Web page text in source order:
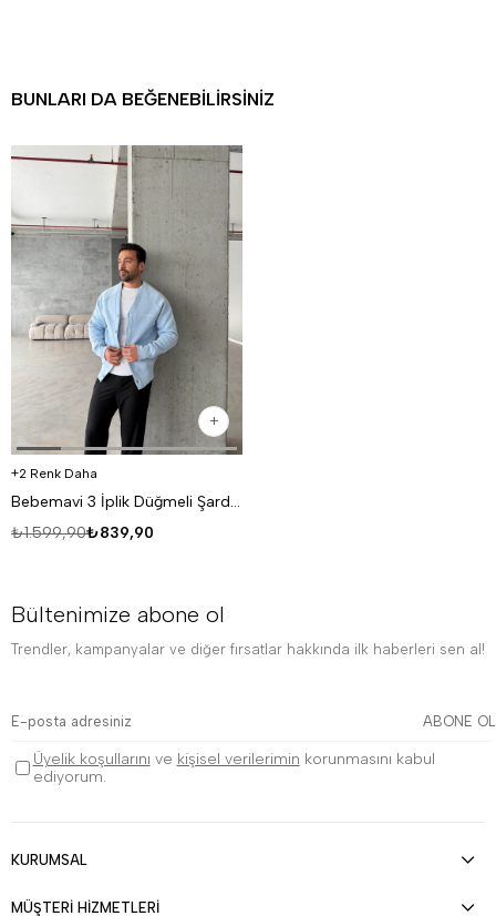
BUNLARI DA BEĞENEBILIRSINIZ
2 Renk Daha
Bebemavi 3 İplik Düğmeli Şardonlu DISORDER Baskılı Hırka VS
₺839,90
₺1.599,90
Bültenimize abone ol
Trendler, kampanyalar ve diğer fırsatlar hakkında ilk haberleri sen al!
ABONE OL
Üyelik koşullarını ve kişisel verilerimin korunmasını kabul
ediyorum.
KURUMSAL
MÜŞTERİ HİZMETLERİ